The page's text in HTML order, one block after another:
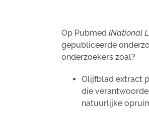
Op Pubmed (National
gepubliceerde
onderzoekers zoal?
Olijfblad extract
die
natuurlijke